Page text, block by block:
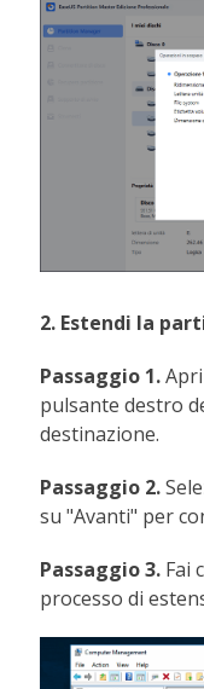
2. Estendi la
Passaggio 1.
pulsante destro
destinazione.
Passaggio 2.
su "Avanti" per
Passaggio 3. Fai
processo di